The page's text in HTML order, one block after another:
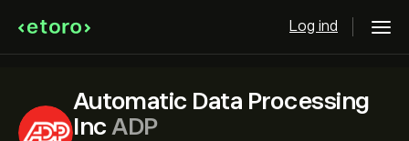
Log ind
Automatic Data Processing
Inc ADP